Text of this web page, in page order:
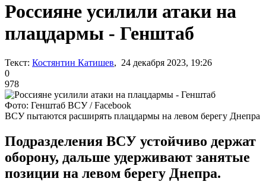
Россияне усилили атаки на
плацдармы - Генштаб
Текст: Костянтин Катишев, 24 декабря 2023, 19:26
0
978
Фото: Генштаб ВСУ / Facebook
ВСУ пытаются расширять плацдармы на левом берегу Днепра
Подразделения ВСУ устойчиво держат
оборону, дальше удерживают занятые
позиции на левом берегу Днепра.